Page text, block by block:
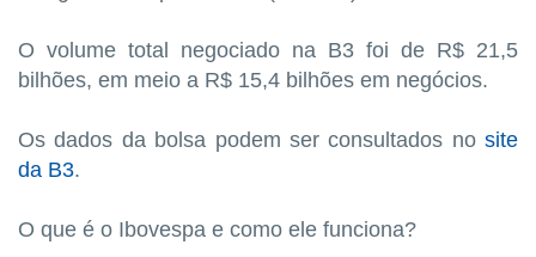
O volume total negociado na B3 foi de R$ 21,5
bilhões, em meio a R$ 15,4 bilhões em negócios.
Os dados da bolsa podem ser consultados nosite
da B3.
O que é o Ibovespa e como ele funciona?